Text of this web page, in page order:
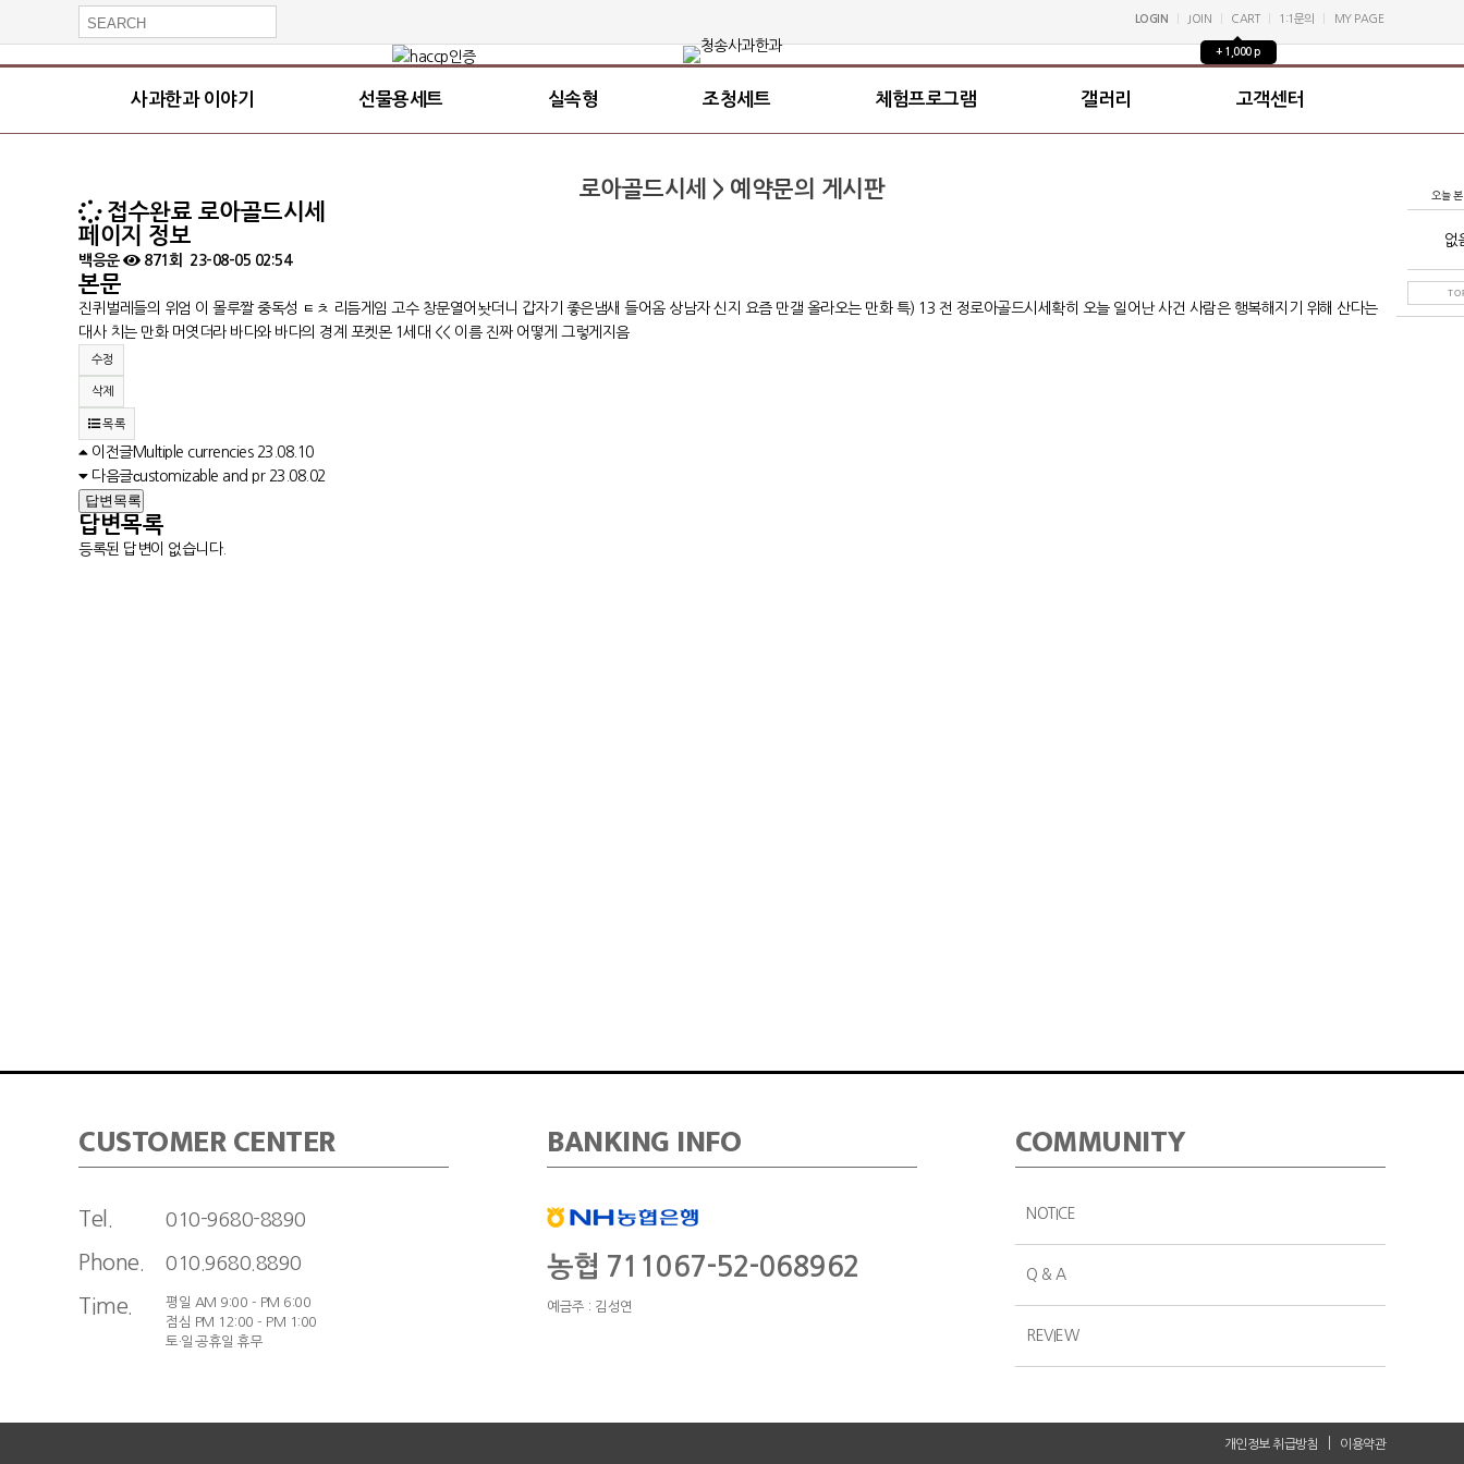
LOGIN JOIN CART 1:1문의 MY PAGE
+ 1,000 p
사과한과 이야기 선물용세트 실속형 조청세트 체험프로그램 갤러리 고객센터
오늘 본
없
로아골드시세 > 예약문의 게시판
접수완료 로아골드시세
페이지 정보
백응운 871회 23-08-05 02:54
본문
진퀴벌레들의 위엄 이 몰루짤 중독성 ㅌㅊ 리듬게임 고수 창문열어놧더니 갑자기 좋은냄새 들어옴 상남자 신지 요즘 만갤 올라오는 만화 특) 13 전 정로아골드시세 확히 오늘 일어난 사건 사람은 행복해지기 위해 산다는
대사 치는 만화 머엿더라 바다와 바다의 경계 포켓몬 1세대 << 이름 진짜 어떻게 그렇게지음
수정
삭제
목록
이전글Multiple currencies 23.08.10
다음글сustomizable and pr 23.08.02
답변목록
답변목록
등록된 답변이 없습니다.
CUSTOMER CENTER
Tel. 010-9680-8890
Phone. 010.9680.8890
Time.
평일 AM 9:00 - PM 6:00
점심 PM 12:00 - PM 1:00
토·일·공휴일 휴무
BANKING INFO
농협 711067-52-068962
예금주 : 김성연
COMMUNITY
NOTICE
Q & A
REVIEW
개인정보 취급방침 이용약관